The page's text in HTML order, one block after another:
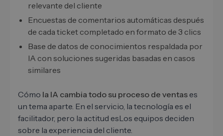
relevante del cliente
Encuestas de comentarios automáticas después
de cada ticket completado en formato de 3 clics
Base de datos de conocimientos respaldada por
IA con soluciones sugeridas basadas en casos
similares
Cómo la IA cambia todo su proceso de ventas es
un tema aparte. En el servicio, la tecnología es el
facilitador, pero la actitud esLos equipos deciden
sobre la experiencia del cliente.